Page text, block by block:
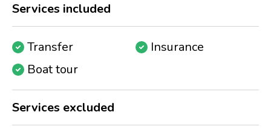
Services included
Transfer
Insurance
Boat tour
Services excluded